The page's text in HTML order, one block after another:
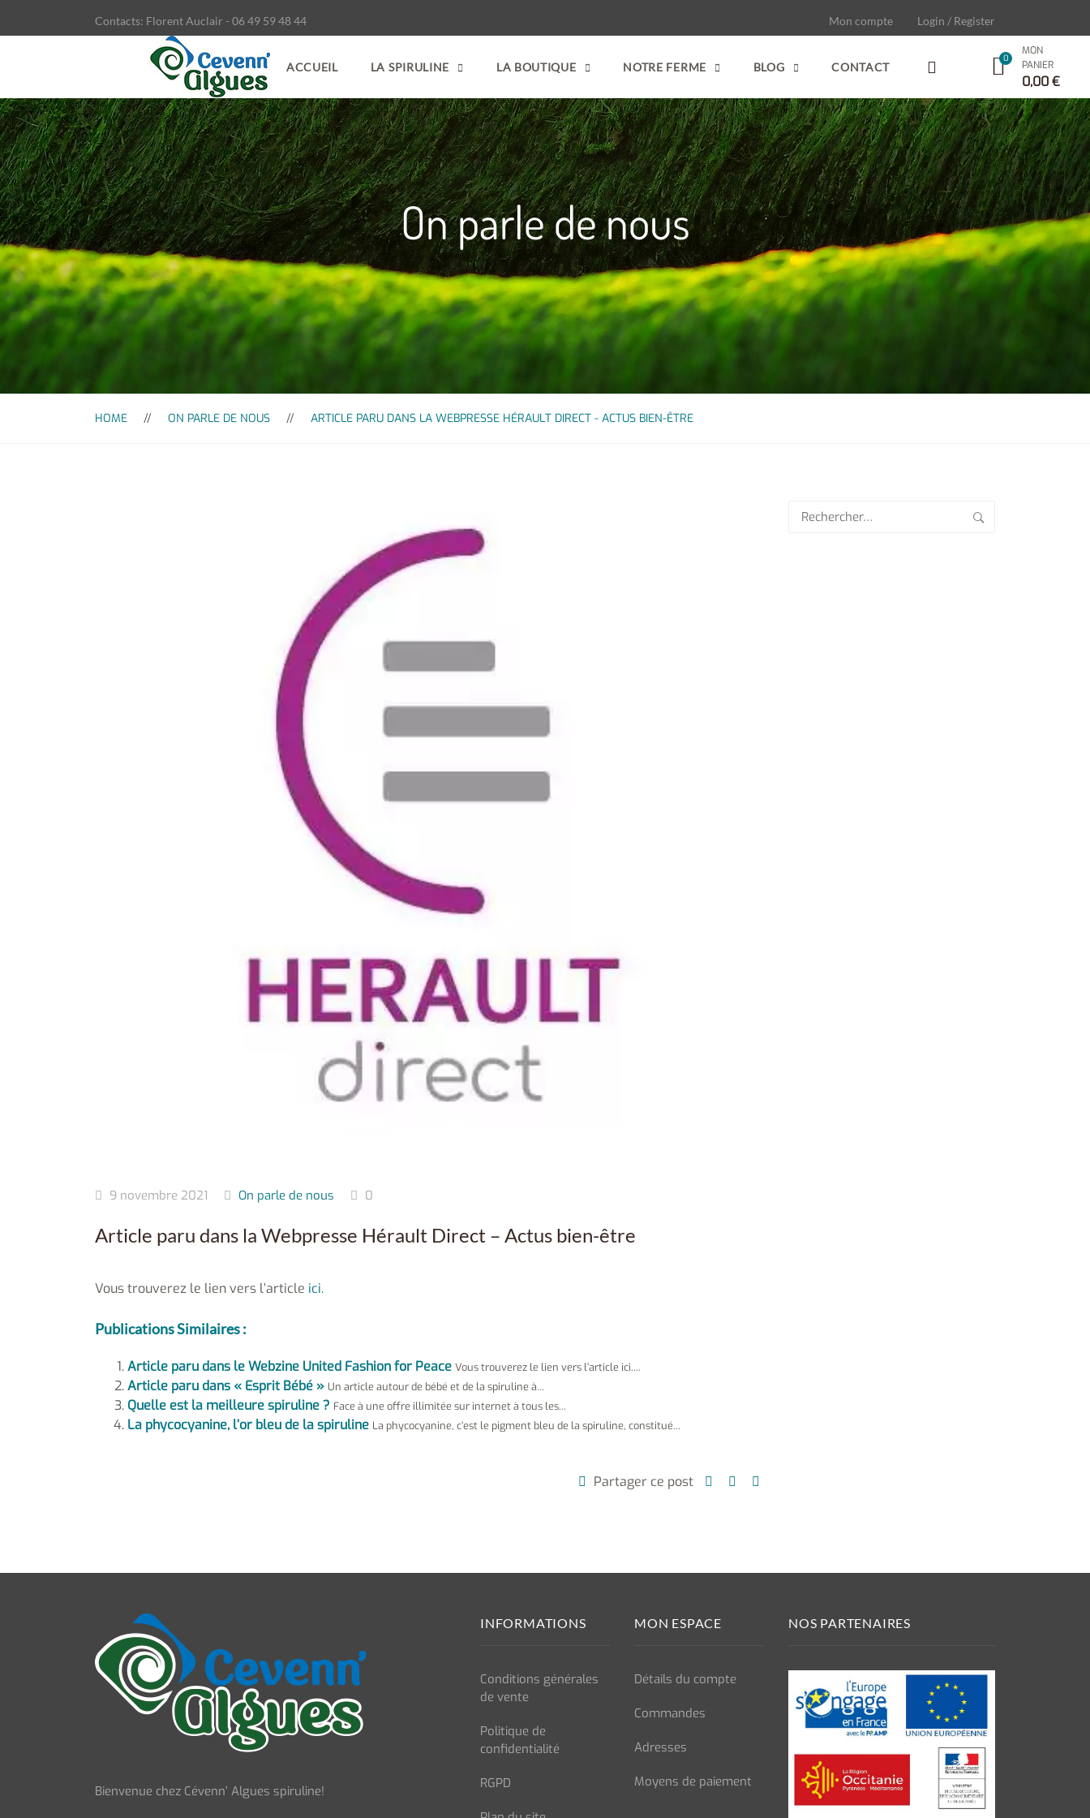
Contacts: Florent Auclair - 06 49 59 48 44 Mon compte Login / Register
ACCUEIL LA SPIRULINE LA BOUTIQUE NOTRE FERME BLOG CONTACT
MON
PANIER
0,00€
On parle de nous
HOME ON PARLE DE NOUS ARTICLE PARU DANS LA WEBPRESSE HÉRAULT DIRECT - ACTUS BIEN-ÊTRE
9 novembre 2021 On parle de nous 0
Article paru dans la Webpresse Hérault Direct – Actus bien-être
Vous trouverez le lien vers l’article ici.
Publications Similaires :
Article paru dans le Webzine United Fashion for Peace Vous trouverez le lien vers l’article ici....
Article paru dans « Esprit Bébé » Un article autour de bébé et de la spiruline à...
Quelle est la meilleure spiruline ? Face à une offre illimitée sur internet à tous les...
La phycocyanine, l’or bleu de la spiruline La phycocyanine, c’est le pigment bleu de la spiruline, constitué...
Partager ce post
Rechercher :
Bienvenue chez Cévenn’ Algues spiruline!
INFORMATIONS
Conditions générales
de vente
Politique de
confidentialité
RGPD
MON ESPACE
Détails du compte
Commandes
Adresses
Moyens de paiement
NOS PARTENAIRES